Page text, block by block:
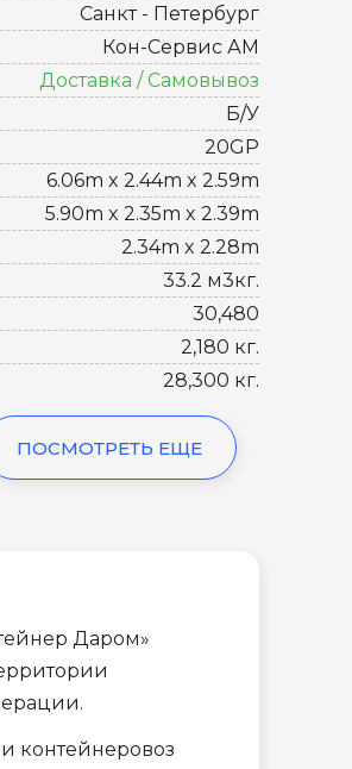
Санкт - Петербург
Кон-Сервис АМ
Доставка / Самовывоз
Б/У
20GP
6.06m x 2.44m x 2.59m
5.90m x 2.35m x 2.39m
2.34m x 2.28m
33.2 м3кг.
30,480
2,180 кг.
28,300 кг.
ПОСМОТРЕТЬ ЕЩЕ
Даром»
контейнеровоз